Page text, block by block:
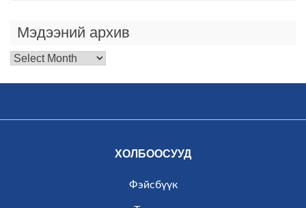
Мэдээний архив
Мэдээний
ХОЛБООСУУД
Фэйсбүүк